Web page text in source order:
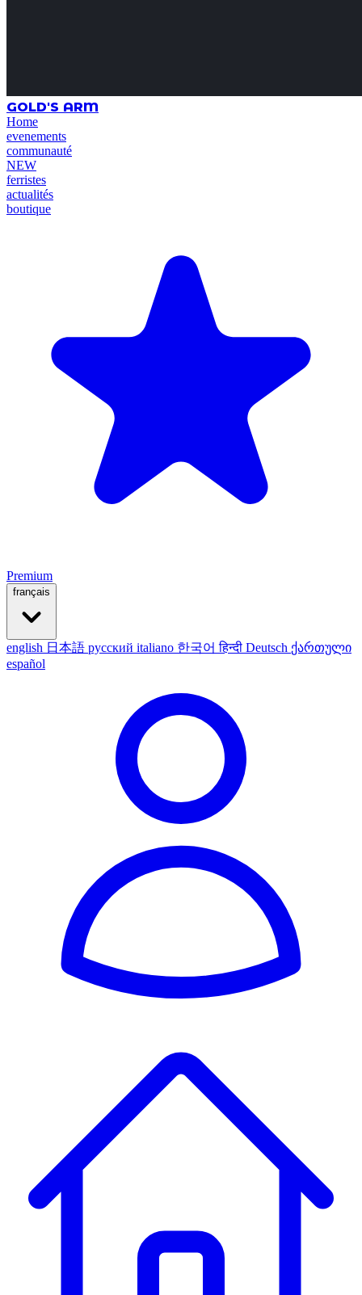
GOLD'S ARM
Home
evenements
communauté
NEW
ferristes
actualités
boutique
Premium
français
english 日本語 русский italiano 한국어हिन्दी Deutsch ქართული
español